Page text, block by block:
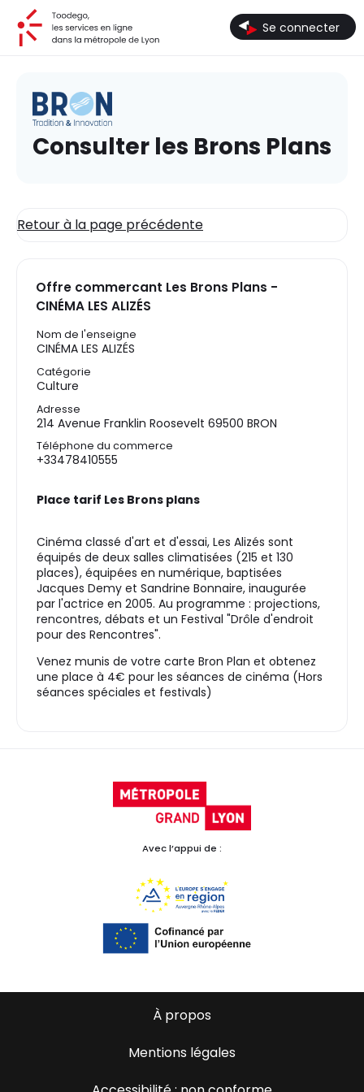
Se connecter
Consulter les Brons Plans
Retour à la page précédente
Offre commercant Les Brons Plans -
CINÉMA LES ALIZÉS
Nom de l'enseigne
CINÉMA LES ALIZÉS
Catégorie
Culture
Adresse
214 Avenue Franklin Roosevelt 69500 BRON
Téléphone du commerce
+33478410555
Place tarif Les Brons plans
Cinéma classé d'art et d'essai, Les Alizés sont
équipés de deux salles climatisées (215 et 130
places), équipées en numérique, baptisées
Jacques Demy et Sandrine Bonnaire, inaugurée
par l'actrice en 2005. Au programme : projections,
rencontres, débats et un Festival "Drôle d'endroit
pour des Rencontres".
Venez munis de votre carte Bron Plan et obtenez
une place à 4€ pour les séances de cinéma (Hors
séances spéciales et festivals)
Avec l’appui de :
À propos
Mentions légales